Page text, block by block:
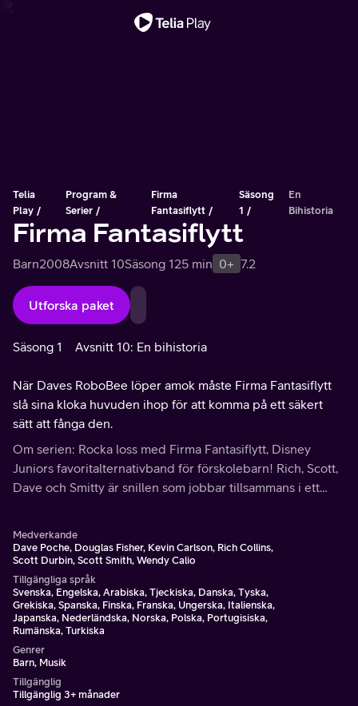
Telia
Play
Program &
Serier
Firma
Fantasiflytt
Säsong
1
En
Bihistoria
Firma Fantasiflytt
Barn2008Avsnitt 10Säsong 125 min 0+ 7.2
Utforska paket
Säsong 1 Avsnitt 10: En bihistoria
När Daves RoboBee löper amok måste Firma Fantasiflytt
slå sina kloka huvuden ihop för att komma på ett säkert
sätt att fånga den.
Om serien: Rocka loss med Firma Fantasiflytt, Disney
Juniors favoritalternativband för förskolebarn! Rich, Scott,
Dave och Smitty är snillen som jobbar tillsammans i ett
Medverkande
Dave Poche, Douglas Fisher, Kevin Carlson, Rich Collins,
Scott Durbin, Scott Smith, Wendy Calio
Tillgängliga språk
Svenska, Engelska, Arabiska, Tjeckiska, Danska, Tyska,
Grekiska, Spanska, Finska, Franska, Ungerska, Italienska,
Japanska, Nederländska, Norska, Polska, Portugisiska,
Rumänska, Turkiska
Genrer
Barn, Musik
Tillgänglig
Tillgänglig 3+ månader